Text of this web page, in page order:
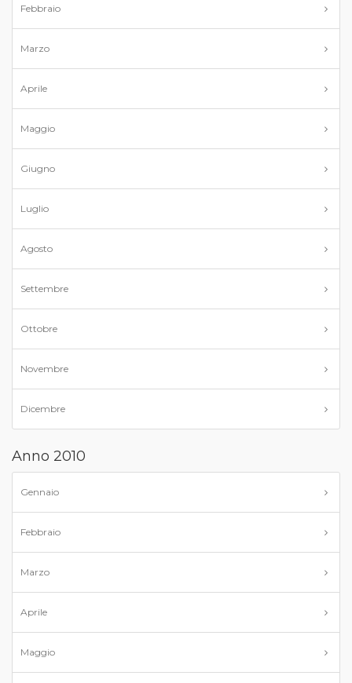
Febbraio
Marzo
Aprile
Maggio
Giugno
Luglio
Agosto
Settembre
Ottobre
Novembre
Dicembre
Anno 2010
Gennaio
Febbraio
Marzo
Aprile
Maggio